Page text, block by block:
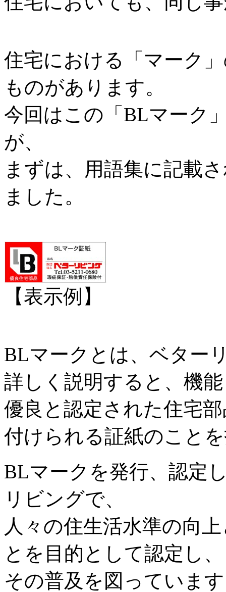
住宅における「マーク
ものがあります。
今回はこの「BLマーク
が、
まずは、用語集に記載
ました。
【表示例】
BLマークとは、ベター
詳しく説明すると、機
優良と認定された住宅
付けられる証紙のこと
BLマークを発行、認定
リビングで、
人々の住生活水準の向
とを目的として認定し、
その普及を図っていま